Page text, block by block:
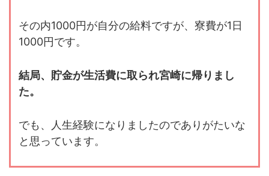
その内1000円が自分の給料ですが、寮費が1日
1000円です。
結局、貯金が生活費に取られ宮崎に帰りまし
た。
でも、人生経験になりましたのでありがたいな
と思っています。